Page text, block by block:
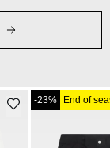
-23% End of